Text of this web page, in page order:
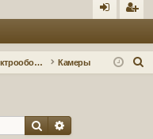
д ис
Электрооборудование Камеры
Поиск